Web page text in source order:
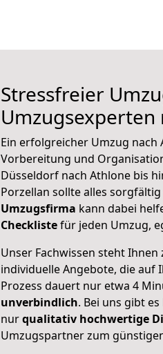
Stressfreier
Umzugsexperten
Ein erfolgreicher Umzug
Vorbereitung und
Düsseldorf nach Athlone bis
Porzellan sollte alles
Umzugsfirma kann dabei
Checklistefür jeden Umzug,
Unser Fachwissen steht
individuelle Angebote, die auf
Prozess dauert nur etwa 4
unverbindlich. Bei uns gibt es
nurqualitativ hochwertige
Umzugspartner zum